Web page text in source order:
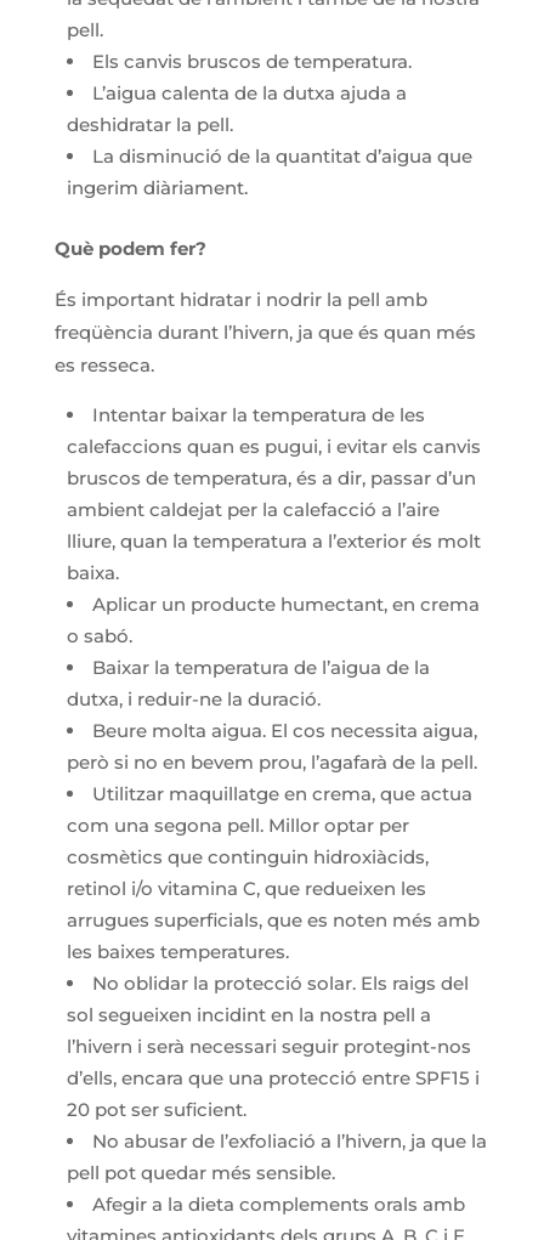
pell.
Els canvis bruscos de temperatura.
L’aigua calenta de la dutxa ajuda a
deshidratar la pell.
La disminució de la quantitat d’aigua que
ingerim diàriament.
Què podem fer?
És important hidratar i nodrir la pell amb
freqüència durant l’hivern, ja que és quan més
es resseca.
Intentar baixar la temperatura de les
calefaccions quan es pugui, i evitar els canvis
bruscos de temperatura, és a dir, passar d’un
ambient caldejat per la calefacció a l’aire
lliure, quan la temperatura a l’exterior és molt
baixa.
Aplicar un producte humectant, en crema
o sabó.
Baixar la temperatura de l’aigua de la
dutxa, i reduir-ne la duració.
Beure molta aigua. El cos necessita aigua,
però si no en bevem prou, l’agafarà de la pell.
Utilitzar maquillatge en crema, que actua
com una segona pell. Millor optar per
cosmètics que continguin hidroxiàcids,
retinol i/o vitamina C, que redueixen les
arrugues superficials, que es noten més amb
les baixes temperatures.
No oblidar la protecció solar. Els raigs del
sol segueixen incidint en la nostra pell a
l’hivern i serà necessari seguir protegint-nos
d’ells, encara que una protecció entre SPF15 i
20 pot ser suficient.
No abusar de l’exfoliació a l’hivern, ja que la
pell pot quedar més sensible.
Afegir a la dieta complements orals amb